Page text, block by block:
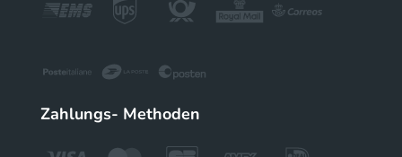
Zahlungs- Methoden